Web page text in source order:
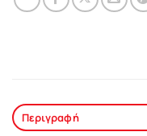
Περιγραφή